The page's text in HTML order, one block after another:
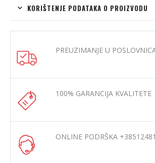
KORIŠTENJE PODATAKA O PROIZVODU
PREUZIMANJE U
100% GARANCIJA KVALITETE
ONLINE PODRŠKA